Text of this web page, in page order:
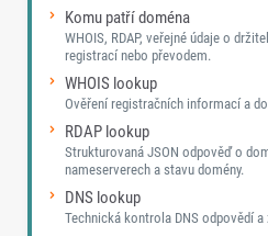
Komu patří doména
WHOIS, RDAP, veřejné údaje o
registrací nebo převodem.
WHOIS lookup
Ověření registračních informací a
RDAP lookup
Strukturovaná JSON odpověď o
nameserverech a stavu domény.
DNS lookup
Technická kontrola DNS odpovědí a